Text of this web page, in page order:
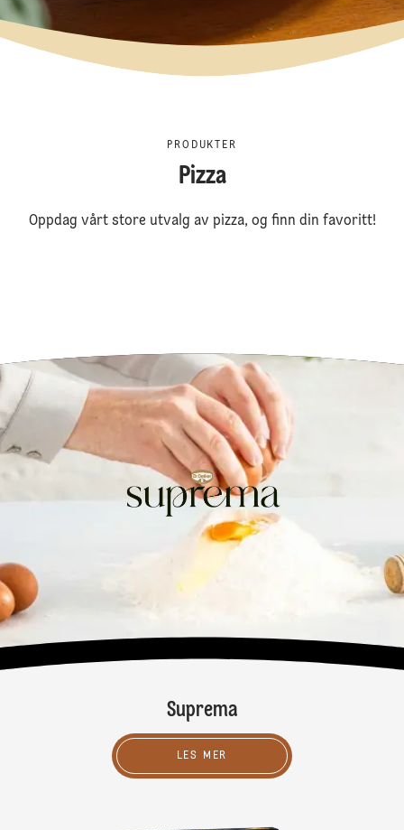
PRODUKTER
Pizza
Oppdag vårt store utvalg av pizza, og finn din favoritt!
Suprema
LES MER